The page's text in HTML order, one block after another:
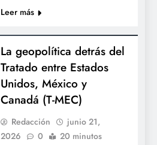
Leer más
La geopolítica detrás del
Tratado entre Estados
Unidos, México y
Canadá (T-MEC)
Redacción
junio 21,
2026
0 20 minutos